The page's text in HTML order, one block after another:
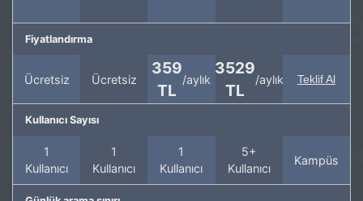
Fiyatlandırma
Ücretsiz Ücretsiz
359
TL
/aylık
3529
TL
/aylık Teklif Al
Kullanıcı Sayısı
1
Kullanıcı
1
Kullanıcı
1
Kullanıcı
5+
Kullanıcı
Kampüs